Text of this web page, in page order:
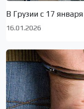
В Грузии с 17
16.01.2026